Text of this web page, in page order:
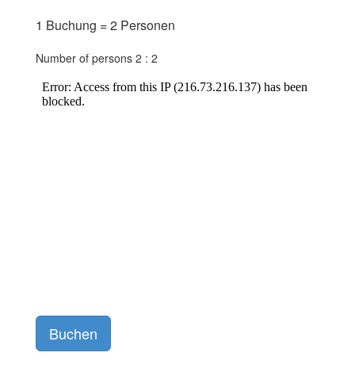
1 Buchung = 2 Personen
Number of persons 2 : 2
Buchen